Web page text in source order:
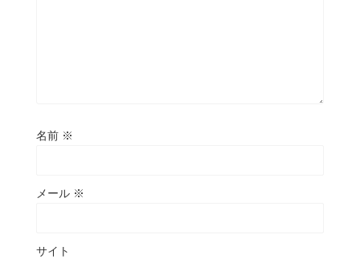
名前 ※
メール ※
サイト